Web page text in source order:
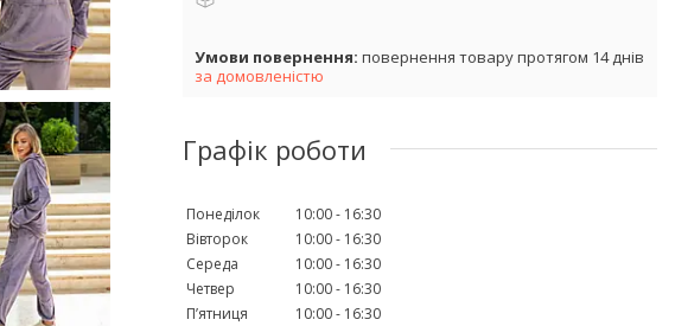
повернення товару протягом 14 днів
за домовленістю
Графік роботи
Понеділок 10:00
16:30
Вівторок
10:00
16:30
Середа
10:00
16:30
Четвер
10:00
16:30
Пʼятниця
10:00
16:30